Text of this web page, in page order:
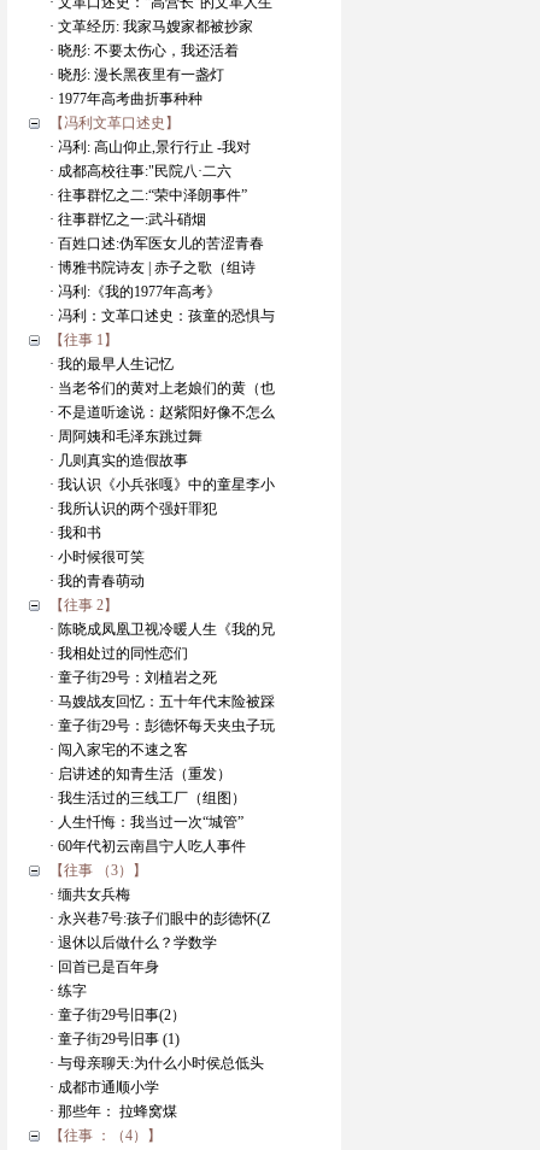
· 文革经历: 我家马嫂家都被抄家
· 晓彤: 不要太伤心，我还活着
· 晓彤: 漫长黑夜里有一盏灯
· 1977年高考曲折事种种
【冯利文革口述史】
· 冯利: 高山仰止,景行行止 -我对
· 成都高校往事:"民院八·二六
· 往事群忆之二:“荣中泽朗事件”
· 往事群忆之一:武斗硝烟
· 百姓口述:伪军医女儿的苦涩青春
· 博雅书院诗友 | 赤子之歌（组诗
· 冯利:《我的1977年高考》
· 冯利：文革口述史：孩童的恐惧与
【往事 1】
· 我的最早人生记忆
· 当老爷们的黄对上老娘们的黄（也
· 不是道听途说：赵紫阳好像不怎么
· 周阿姨和毛泽东跳过舞
· 几则真实的造假故事
· 我认识《小兵张嘎》中的童星李小
· 我所认识的两个强奸罪犯
· 我和书
· 小时候很可笑
· 我的青春萌动
【往事 2】
· 陈晓成凤凰卫视冷暖人生《我的兄
· 我相处过的同性恋们
· 童子街29号：刘植岩之死
· 马嫂战友回忆：五十年代末险被踩
· 童子街29号：彭德怀每天夹虫子玩
· 闯入家宅的不速之客
· 启讲述的知青生活（重发）
· 我生活过的三线工厂（组图）
· 人生忏悔：我当过一次“城管”
· 60年代初云南昌宁人吃人事件
【往事 （3）】
· 缅共女兵梅
· 永兴巷7号:孩子们眼中的彭德怀(Z
· 退休以后做什么？学数学
· 回首已是百年身
· 练字
· 童子街29号旧事(2）
· 童子街29号旧事 (1)
· 与母亲聊天:为什么小时侯总低头
· 成都市通顺小学
· 那些年： 拉蜂窝煤
【往事 ：（4）】